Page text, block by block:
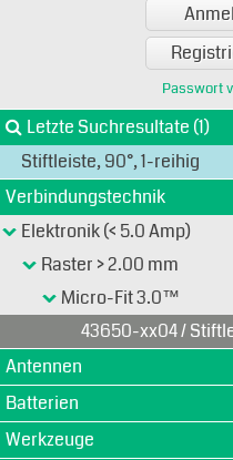
Passwort
Letzte Suchresultate (1)
Stiftleiste, 90°, 1-reihig
Verbindungstechnik
Elektronik (< 5.0 Amp)
Raster > 2.00 mm
Micro-Fit 3.0™
43650-xx04 /
Antennen
Batterien
Werkzeuge